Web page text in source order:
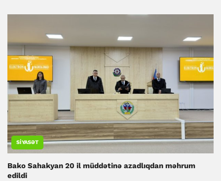
SIYASƏT
Bako Sahakyan 20 il müddətinə azadlıqdan məhrum
edildi